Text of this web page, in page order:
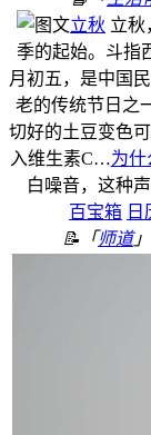
立秋 立秋
季的起始。斗指
月初五，是中国
老的传统节日之
切好的土豆变色
入维生素C…为什
白噪音，这种
百宝箱 日
📝「师道」